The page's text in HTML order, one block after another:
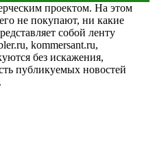
проектом. На этом
не покупают, ни какие
собой ленту
kommersant.ru,
без искажения,
публикуемых новостей